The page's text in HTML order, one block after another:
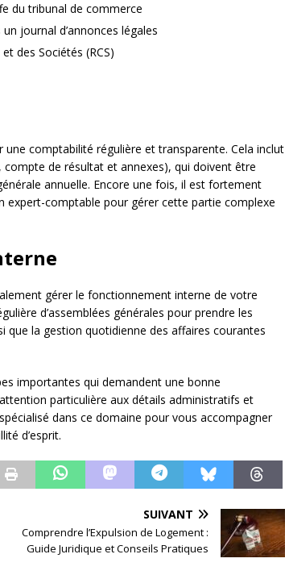
du tribunal de commerce
journal d’annonces légales
des Sociétés (RCS)
comptabilité régulière et transparente. Cela inclut
compte de résultat et annexes), qui doivent être
annuelle. Encore une fois, il est fortement
expert-comptable pour gérer cette partie complexe
gérer le fonctionnement interne de votre
d’assemblées générales pour prendre les
que la gestion quotidienne des affaires courantes
importantes qui demandent une bonne
particulière aux détails administratifs et
dans ce domaine pour vous accompagner
d’esprit.
SUIVANT
Comprendre l’Expulsion de Logement :
Guide Juridique et Conseils Pratiques